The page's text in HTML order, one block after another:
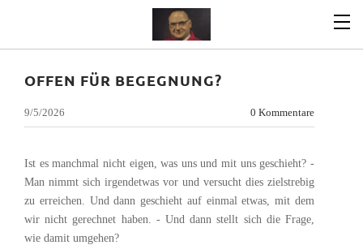
OFFEN FÜR BEGEGNUNG?
9/5/2026 0 Kommentare
Ist es manchmal nicht eigen, was uns und mit uns geschieht? -
Man nimmt sich irgendetwas vor und versucht dies zielstrebig
zu erreichen. Und dann geschieht auf einmal etwas, mit dem
wir nicht gerechnet haben. - Und dann stellt sich die Frage,
wie damit umgehen?